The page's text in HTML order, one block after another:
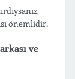
önemlidir.
ve